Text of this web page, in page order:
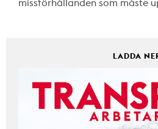
missförhållanden som måste
LADDA